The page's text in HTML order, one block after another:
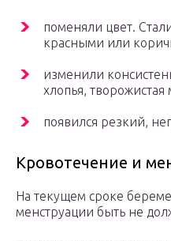
поменяли цвет.
красными или
изменили
хлопья, творожистая
появился резкий,
Кровотечение и
На текущем сроке
менструации быть не